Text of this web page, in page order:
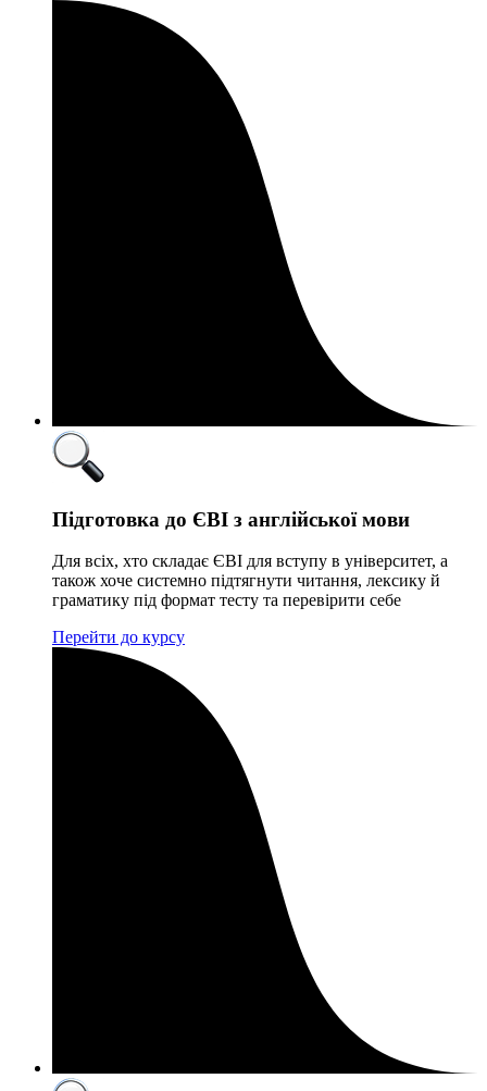
Підготовка до ЄВІ з англійської мови
Для всіх, хто складає ЄВІ для вступу в університет, а
також хоче системно підтягнути читання, лексику й
граматику під формат тесту та перевірити себе
Перейти до курсу